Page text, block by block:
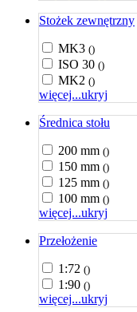
Stożek zewnętrzny
MK3 ()
ISO 30 ()
MK2 ()
więcej...ukryj
Średnica stołu
200 mm ()
150 mm ()
125 mm ()
100 mm ()
więcej...ukryj
Przełożenie
1:72 ()
1:90 ()
więcej...ukryj